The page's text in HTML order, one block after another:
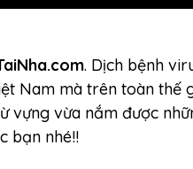
. Dịch bệnh
Nam mà trên toàn thế
vựng vừa nắm được
bạn nhé!!